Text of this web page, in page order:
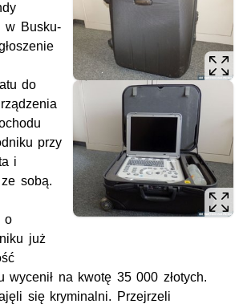
w Busku-
do
przy
i
sobą.
o
już
wycenił na kwotę 35 000 złotych.
się kryminalni. Przejrzeli